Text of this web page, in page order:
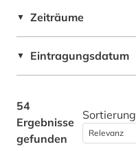
memorbuch (1)
musik (1)
münchen (1)
Jugoslawien (11)
Lettland (13)
▼ Zeiträume
▼ Eintragungsdatum
54
Ergebnisse
gefunden
Sortierung